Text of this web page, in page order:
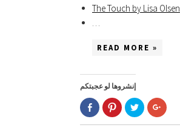
The Touch by Lisa Olsen
READ MORE »
إنشروها لو عجبتكم
Click
to
share
on
Click
to
share
on
Click
to
share
on
Click
to
on